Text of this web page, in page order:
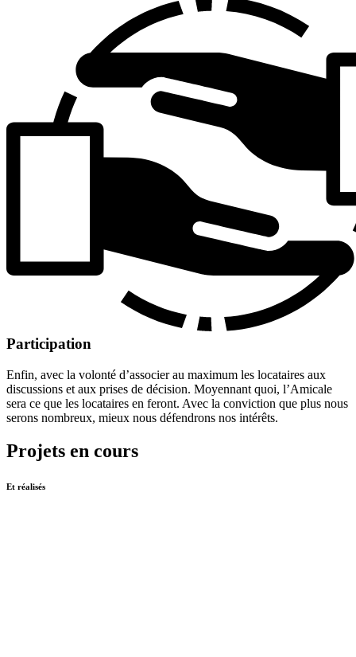
Participation
Enfin, avec la volonté d’associer au maximum les locataires aux
discussions et aux prises de décision. Moyennant quoi, l’Amicale
sera ce que les locataires en feront. Avec la conviction que plus nous
serons nombreux, mieux nous défendrons nos intérêts.
Projets en cours
Et réalisés